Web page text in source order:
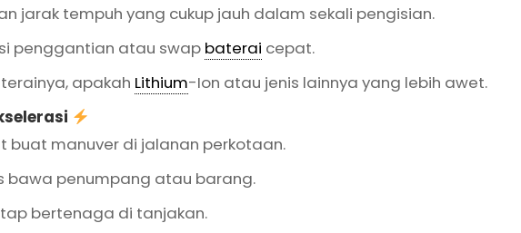
jarak tempuh yang cukup jauh dalam sekali pengisian.
penggantian atau swap baterai cepat.
apakah Lithium-Ion atau jenis lainnya yang lebih awet.
buat manuver di jalanan perkotaan.
bawa penumpang atau barang.
bertenaga di tanjakan.